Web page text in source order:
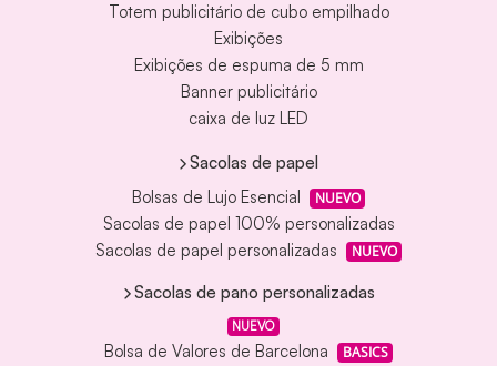
Totem publicitário de cubo empilhado
Exibições
Exibições de espuma de 5 mm
Banner publicitário
caixa de luz LED
Sacolas de papel
Bolsas de Lujo Esencial
NUEVO
Sacolas de papel 100% personalizadas
Sacolas de papel personalizadas
NUEVO
Sacolas de pano personalizadas
NUEVO
Bolsa de Valores de Barcelona BASICS